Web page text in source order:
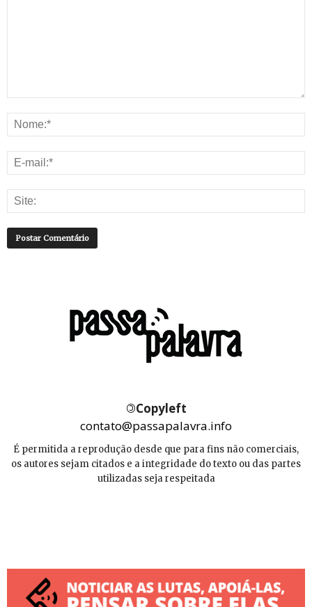
©Copyleft
contato@passapalavra.info
É permitida a reprodução desde que para fins não comerciais,
os autores sejam citados e a integridade do texto ou das partes
utilizadas seja respeitada